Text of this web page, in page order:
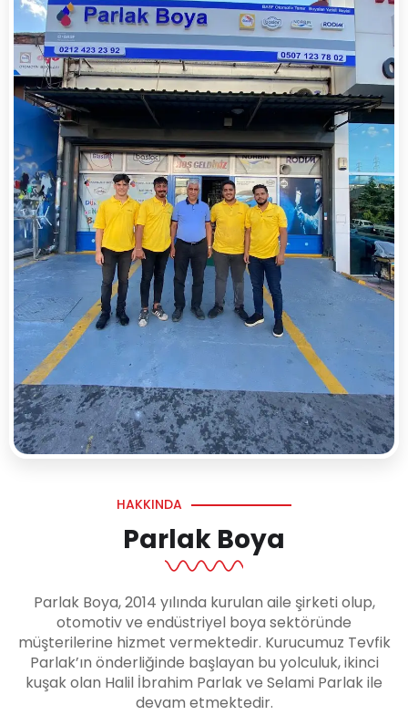
HAKKINDA
Parlak Boya
Parlak Boya, 2014 yılında kurulan aile şirketi olup,
otomotiv ve endüstriyel boya sektöründe
müşterilerine hizmet vermektedir. Kurucumuz Tevfik
Parlak’ın önderliğinde başlayan bu yolculuk, ikinci
kuşak olan Halil İbrahim Parlak ve Selami Parlak ile
devam etmektedir.